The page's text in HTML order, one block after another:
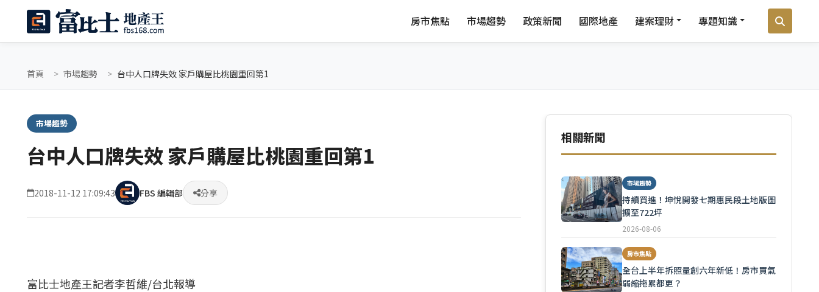
房市焦點 市場趨勢 政策新聞 國際地產 建案理財 專題知識
首頁 市場趨勢 台中人口牌失效 家戶購屋比桃園重回第1
市場趨勢
台中人口牌失效 家戶購屋比桃園重回第1
2018-11-12 17:09:43 FBS 編輯部 分享
富比士地產王記者李哲維/台北報導
相關新聞
市場趨勢
持續買進！坤悅開發七期惠民段土地版圖
擴至722坪
2026-08-06
房市焦點
全台上半年拆照量創六年新低！房市買氣
弱縮拖累都更？